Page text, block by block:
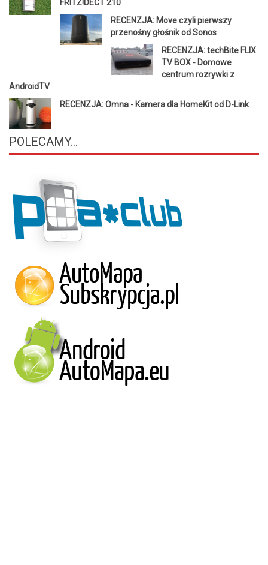
FRITZ!DECT 210
RECENZJA: Move czyli pierwszy
przenośny głośnik od Sonos
RECENZJA: techBite FLIX
TV BOX - Domowe
centrum rozrywki z
AndroidTV
RECENZJA: Omna - Kamera dla HomeKit od D-Link
POLECAMY...